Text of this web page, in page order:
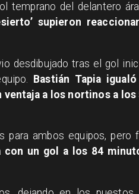
temprano del delantero
supieron
desdibujado tras el gol
Bastián Tapia igualó
a los nortinos a los
para ambos equipos, pero
con un gol a los 84